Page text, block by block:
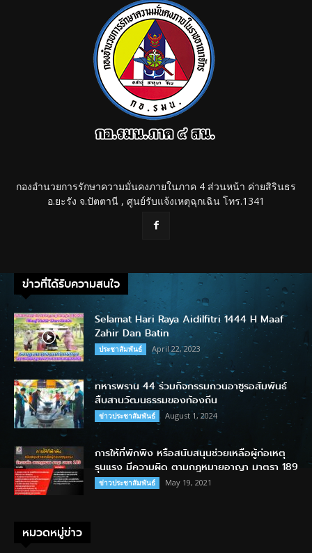
กองอำนวยการรักษาความมั่นคงภายในภาค 4 ส่วนหน้า ค่ายสิรินธร
อ.ยะรัง จ.ปัตตานี , ศูนย์รับแจ้งเหตุฉุกเฉิน โทร.1341
ข่าวที่ได้รับความสนใจ
Selamat Hari Raya Aidilfitri 1444 H Maaf
Zahir Dan Batin
ประชาสัมพันธ์ April 22, 2023
ทหารพราน 44 ร่วมกิจกรรมกวนอาซูรอสัมพันธ์
สืบสานวัฒนธรรมของท้องถิ่น
ข่าวประชาสัมพันธ์ August 1, 2024
การให้ที่พักพิง หรือสนับสนุนช่วยเหลือผู้ก่อเหตุ
รุนแรง มีความผิด ตามกฎหมายอาญา มาตรา 189
ข่าวประชาสัมพันธ์ May 19, 2021
หมวดหมู่ข่าว